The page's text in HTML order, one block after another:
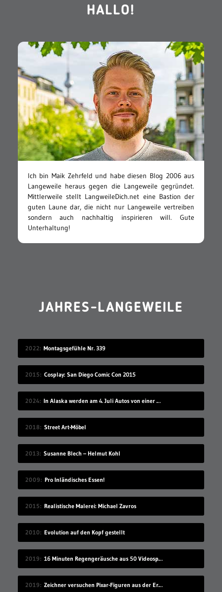
HALLO!
Ich bin Maik Zehrfeld und habe diesen Blog 2006 aus
Langeweile heraus gegen die Langeweile gegründet.
Mittlerweile stellt LangweileDich.net eine Bastion der
guten Laune dar, die nicht nur Langeweile vertreiben
sondern auch nachhaltig inspirieren will. Gute
Unterhaltung!
JAHRES-LANGEWEILE
2022 Montagsgefühle Nr. 339
2015 Cosplay: San Diego Comic Con 2015
2024 In Alaska werden am 4. Juli Autos von einer Klippe gefahren
2018 Street Art-Möbel
2013 Susanne Blech – Helmut Kohl
2009 Pro Inländisches Essen!
2015 Realistische Malerei: Michael Zavros
2010 Evolution auf den Kopf gestellt
2019 16 Minuten Regengeräusche aus 50 Videospielen
2019 Zeichner versuchen Pixar-Figuren aus der Erinnerung raus zu malen